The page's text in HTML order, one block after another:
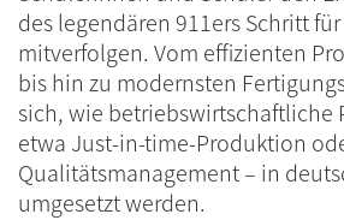
des legendären 911ers Schritt
mitverfolgen. Vom effizienten
bis hin zu modernsten
sich, wie betriebswirtschaftliche
etwa Just-in-time-Produktion
Qualitätsmanagement – in
umgesetzt werden.